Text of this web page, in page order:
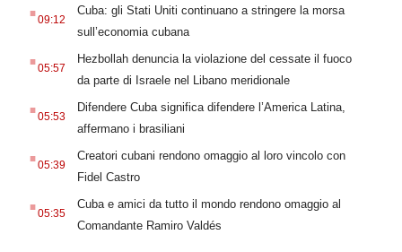
09:12
Cuba: gli Stati Uniti continuano a stringere la morsa
sull’economia cubana
.05:57
Hezbollah denuncia la violazione del cessate il fuoco
da parte di Israele nel Libano meridionale
.05:53
Difendere Cuba significa difendere l’America Latina,
affermano i brasiliani
.05:39
Creatori cubani rendono omaggio al loro vincolo con
Fidel Castro
.05:35
Cuba e amici da tutto il mondo rendono omaggio al
Comandante Ramiro Valdés